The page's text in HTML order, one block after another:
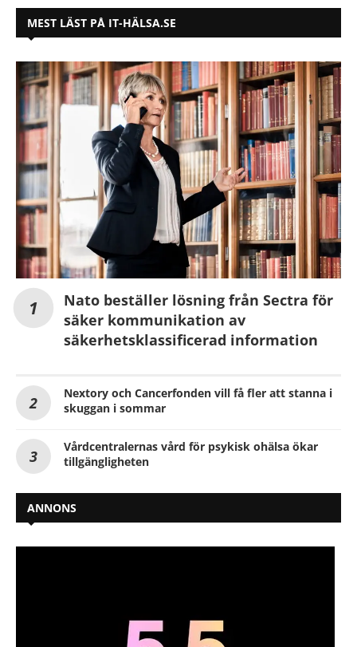
MEST LÄST PÅ IT-HÄLSA.SE
Nato beställer lösning från Sectra för
säker kommunikation av
säkerhetsklassificerad information
Nextory och Cancerfonden vill få fler att stanna i
skuggan i sommar
Vårdcentralernas vård för psykisk ohälsa ökar
tillgängligheten
ANNONS